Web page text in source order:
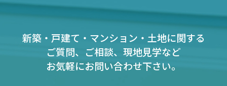
新築・戸建て・マンション・土地に関する
ご質問、ご相談、現地見学など
お気軽にお問い合わせ下さい。